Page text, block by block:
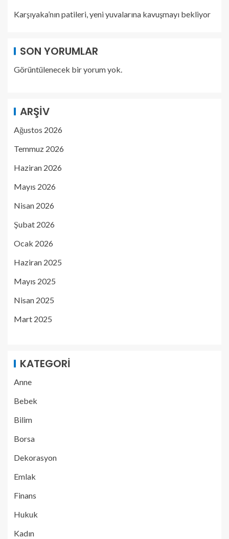
Karşıyaka’nın patileri, yeni yuvalarına kavuşmayı bekliyor
SON YORUMLAR
Görüntülenecek bir yorum yok.
ARŞIV
Ağustos 2026
Temmuz 2026
Haziran 2026
Mayıs 2026
Nisan 2026
Şubat 2026
Ocak 2026
Haziran 2025
Mayıs 2025
Nisan 2025
Mart 2025
KATEGORI
Anne
Bebek
Bilim
Borsa
Dekorasyon
Emlak
Finans
Hukuk
Kadın